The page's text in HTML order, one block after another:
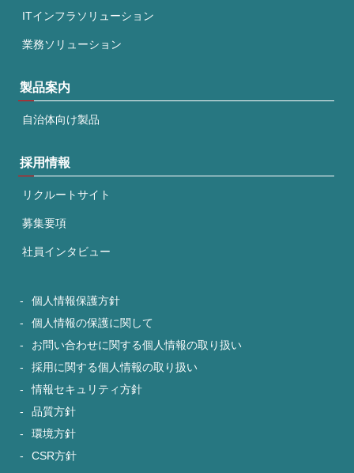
ITインフラソリューション
業務ソリューション
製品案内
自治体向け製品
採用情報
リクルートサイト
募集要項
社員インタビュー
個人情報保護方針
個人情報の保護に関して
お問い合わせに関する個人情報の取り扱い
採用に関する個人情報の取り扱い
情報セキュリティ方針
品質方針
環境方針
CSR方針